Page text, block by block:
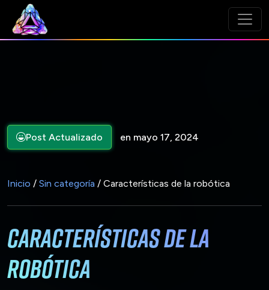
Post Actualizado en mayo 17, 2024
Inicio / Sin categoría / Características de la robótica
Características de la
robótica